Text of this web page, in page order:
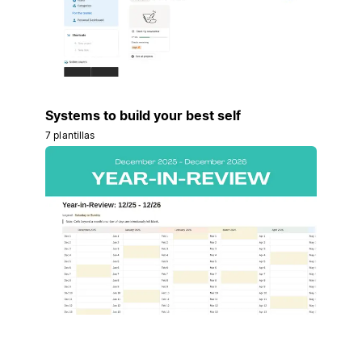
Systems to build your best self
7 plantillas